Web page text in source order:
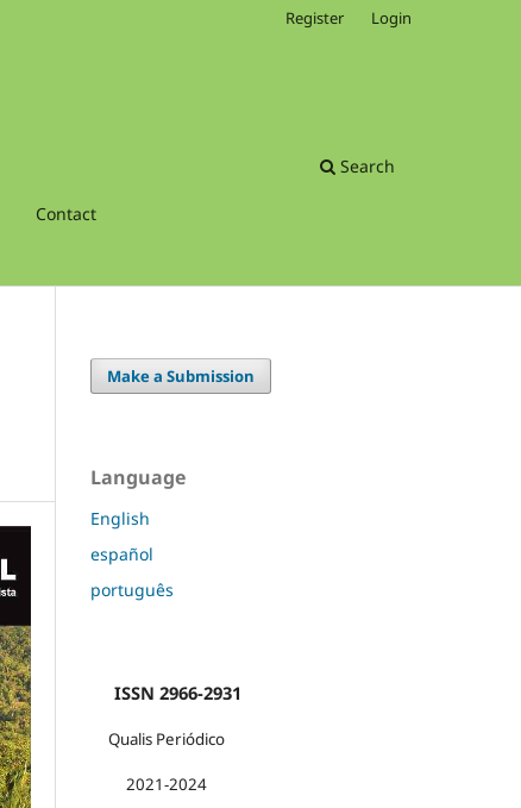
Contact
Search
Register Login
Make a Submission
Language
English
español
português
ISSN 2966-2931
Qualis Periódico
2021-2024